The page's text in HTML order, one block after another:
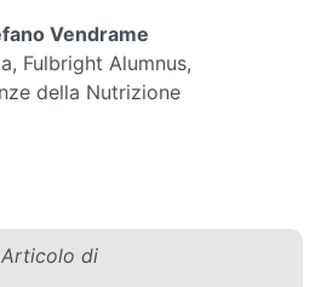
Vendrame
Fulbright Alumnus,
della Nutrizione
Articolo di